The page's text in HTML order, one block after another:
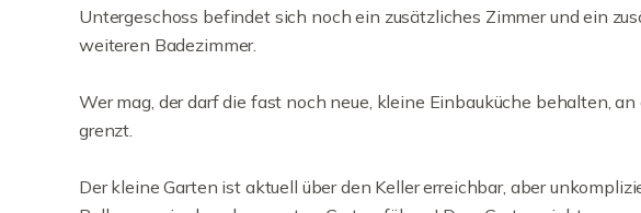
Untergeschoss befindet sich noch ein zusätzliches Zimmer und ein
weiteren Badezimmer.
Wer mag, der darf die fast noch neue, kleine Einbauküche behalten,
grenzt.
Der kleine Garten ist aktuell über den Keller erreichbar, aber